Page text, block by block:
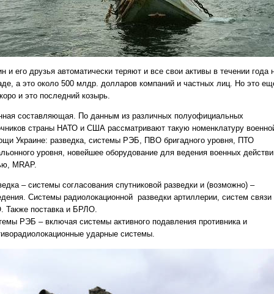
и его друзья автоматически теряют и все свои активы в течении года
а это около 500 млдр. долларов компаний и частных лиц. Но это
и это последний козырь.
составляющая. По данным из различных полуофициальных
страны НАТО и США рассматривают такую номенклатуру
Украине: разведка, системы РЭБ, ПВО бригадного уровня, ПТО
уровня, новейшее оборудование для ведения военных
MRAP.
– системы согласования спутниковой разведки и (возможно) –
Системы радиолокационной разведки артиллерии, систем связи
Также поставка и БРЛО.
РЭБ – включая системы активного подавления противника и
ударные системы.